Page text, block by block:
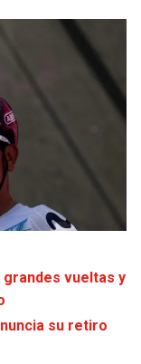
grandes vueltas y
su retiro